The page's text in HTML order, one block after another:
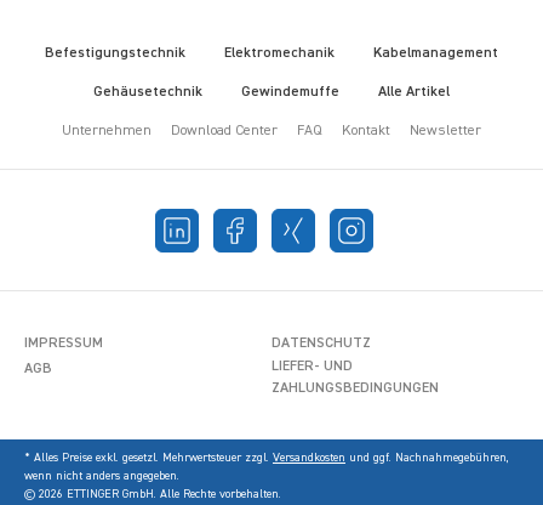
Befestigungstechnik Elektromechanik Kabelmanagement
Gehäusetechnik Gewindemuffe Alle Artikel
Unternehmen Download Center FAQ Kontakt Newsletter
IMPRESSUM
DATENSCHUTZ
AGB
LIEFER- UND
ZAHLUNGSBEDINGUNGEN
* Alles Preise exkl. gesetzl. Mehrwertsteuer zzgl. Versandkosten und ggf. Nachnahmegebühren,
wenn nicht anders angegeben.
© 2026 ETTINGER GmbH. Alle Rechte vorbehalten.